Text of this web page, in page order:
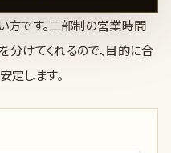
方です。二部制の営業時間
分けてくれるので、目的に合
定します。